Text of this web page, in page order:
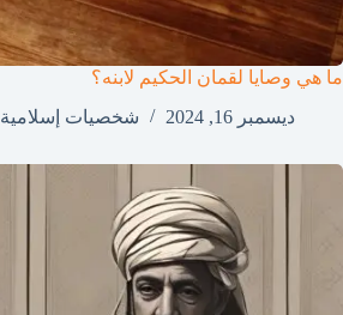
ما هي وصايا لقمان الحكيم لابنه؟
ديسمبر 16, 2024
شخصيات إسلامية